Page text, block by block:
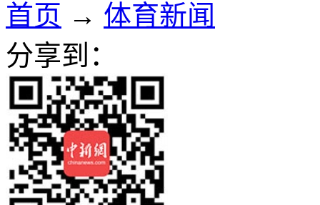
首页 → 体育新闻
分享到：